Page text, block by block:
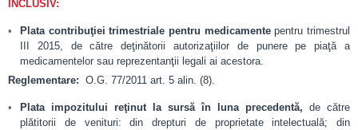
INCLUSIV:
Plata contribuţiei trimestriale pentru medicamentepentru trimestrul
III 2015, de către deţinătorii autorizaţiilor de punere pe piaţă a
medicamentelor sau reprezentanţii legali ai acestora.
Reglementare: O.G. 77/2011 art. 5 alin. (8).
Plata impozitului reţinut la sursă în luna precedentă, de către
plătitorii de venituri: din drepturi de proprietate intelectuală; din